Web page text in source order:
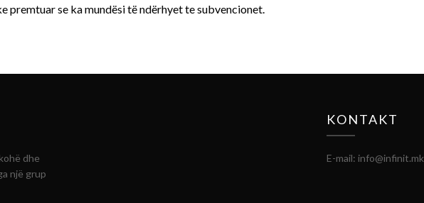
se ka mundësi të ndërhyet te subvencionet.
dhe
një grup
KONTAKT
E-mail: info@infinit.mk